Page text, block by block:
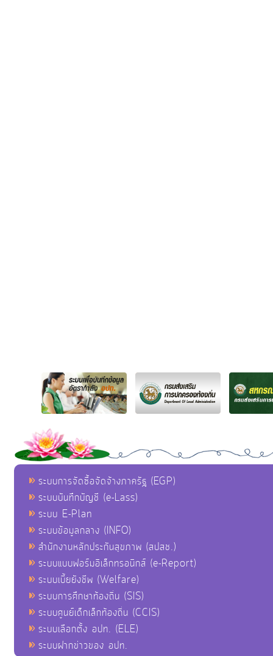
ระบบการจัดซื้อจัดจ้างภาครัฐ (EGP)
ระบบบันทึกบัญชี (e-Lass)
ระบบ E-Plan
ระบบข้อมูลกลาง (INFO)
สำนักงานหลักประกันสุขภาพ (สปสช.)
ระบบแบบฟอร์มอิเล็กทรอนิกส์ (e-Report)
ระบบเบี้ยยังชีพ (Welfare)
ระบบการศึกษาท้องถิ่น (SIS)
ระบบศูนย์เด็กเล็กท้องถิ่น (CCIS)
ระบบเลือกตั้ง อปท. (ELE)
ระบบฝากข่าวของ อปท.